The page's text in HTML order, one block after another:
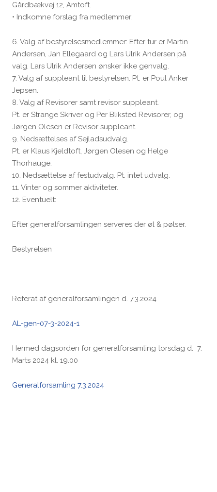
Gårdbækvej 12, Amtoft.
• Indkomne forslag fra medlemmer:
6. Valg af bestyrelsesmedlemmer: Efter tur er Martin
Andersen, Jan Ellegaard og Lars Ulrik Andersen på
valg. Lars Ulrik Andersen ønsker ikke genvalg.
7. Valg af suppleant til bestyrelsen. Pt. er Poul Anker
Jepsen.
8. Valg af Revisorer samt revisor suppleant.
Pt. er Strange Skriver og Per Bliksted Revisorer, og
Jørgen Olesen er Revisor suppleant.
9. Nedsættelses af Sejladsudvalg.
Pt. er Klaus Kjeldtoft, Jørgen Olesen og Helge
Thorhauge.
10. Nedsættelse af festudvalg. Pt. intet udvalg.
11. Vinter og sommer aktiviteter.
12. Eventuelt:
Efter generalforsamlingen serveres der øl & pølser.
Bestyrelsen
Referat af generalforsamlingen d. 7.3.2024
AL-gen-07-3-2024-1
Hermed dagsorden for generalforsamling torsdag d. 7.
Marts 2024 kl. 19.00
Generalforsamling 7.3.2024